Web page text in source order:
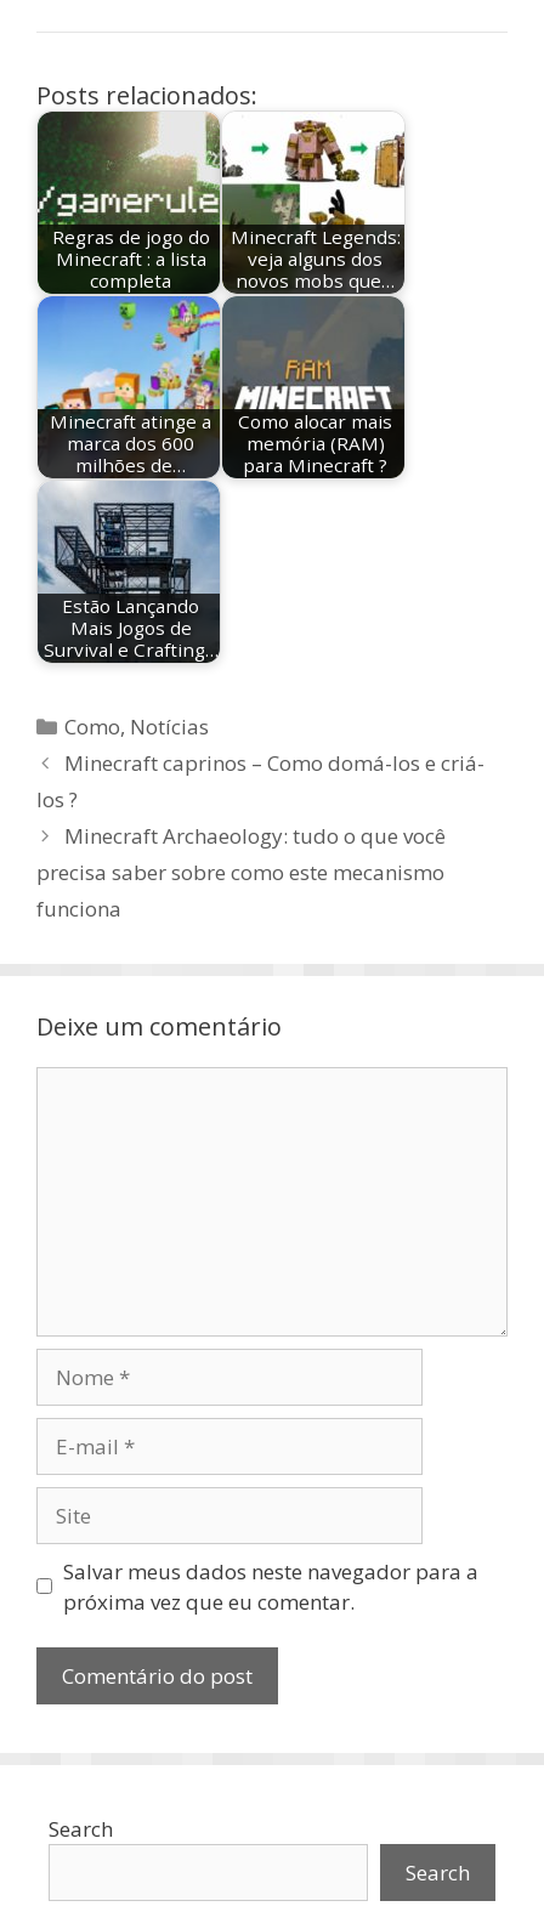
Posts relacionados:
Regras de jogo do
Minecraft : a lista
completa
Minecraft Legends:
veja alguns dos
novos mobs que…
Minecraft atinge a
marca dos 600
milhões de…
Como alocar mais
memória (RAM)
para Minecraft ?
Estão Lançando
Mais Jogos de
Survival e Crafting…
Categorias
Como, Notícias
Minecraft caprinos – Como domá-los e criá-
los ?
Minecraft Archaeology: tudo o que você
precisa saber sobre como este mecanismo
funciona
Deixe um comentário
mail
Salvar meus dados neste navegador para a
próxima vez que eu comentar.
Search
Search